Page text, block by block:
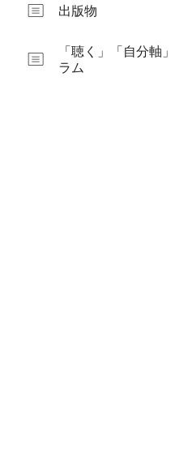
出版物
「聴く」「自分軸
ラム